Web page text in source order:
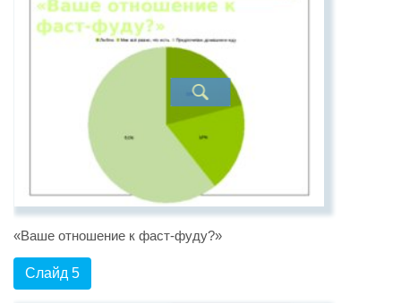
«Ваше отношение к фаст-фуду?»
Слайд 5